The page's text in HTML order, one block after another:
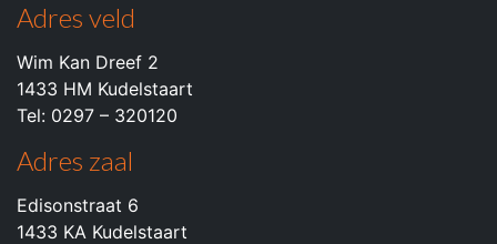
Adres veld
Wim Kan Dreef 2
1433 HM Kudelstaart
Tel: 0297 – 320120
Adres zaal
Edisonstraat 6
1433 KA Kudelstaart